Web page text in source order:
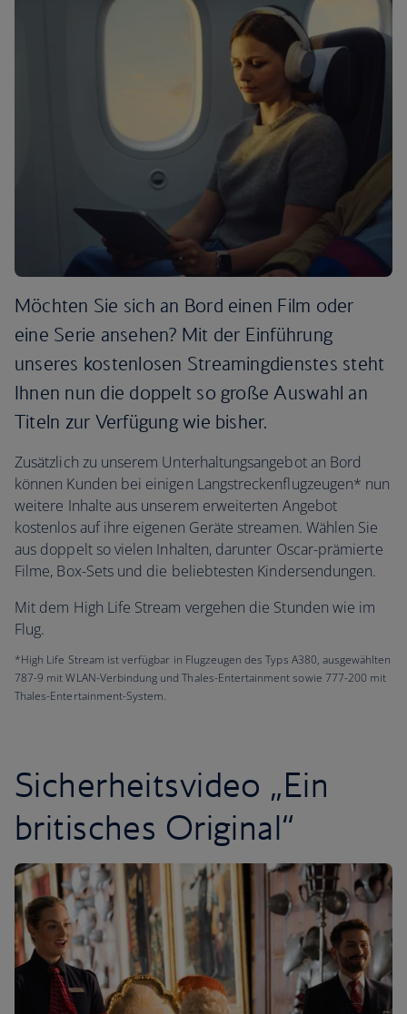
Möchten Sie sich an Bord einen Film oder
eine Serie ansehen? Mit der Einführung
unseres kostenlosen Streamingdienstes steht
Ihnen nun die doppelt so große Auswahl an
Titeln zur Verfügung wie bisher.
Zusätzlich zu unserem Unterhaltungsangebot an Bord
können Kunden bei einigen Langstreckenflugzeugen* nun
weitere Inhalte aus unserem erweiterten Angebot
kostenlos auf ihre eigenen Geräte streamen. Wählen Sie
aus doppelt so vielen Inhalten, darunter Oscar-prämierte
Filme, Box-Sets und die beliebtesten Kindersendungen.
Mit dem High Life Stream vergehen die Stunden wie im
Flug.
*High Life Stream ist verfügbar in Flugzeugen des Typs A380, ausgewählten
787-9 mit WLAN-Verbindung und Thales-Entertainment sowie 777-200 mit
Thales-Entertainment-System.
Sicherheitsvideo „Ein
britisches Original“